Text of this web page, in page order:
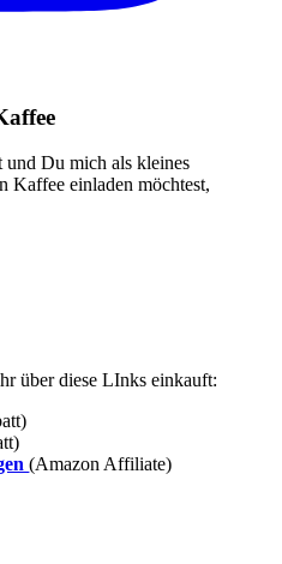
Du mich als kleines
Kaffee einladen möchtest,
über diese LInks einkauft:
(Amazon Affiliate)